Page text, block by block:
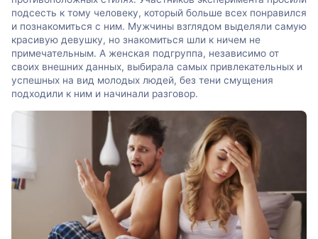
подсесть к тому человеку, который больше всех понравился
и познакомиться с ним. Мужчины взглядом выделяли самую
красивую девушку, но знакомиться шли к ничем не
примечательным. А женская подгруппа, независимо от
своих внешних данных, выбирала самых привлекательных и
успешных на вид молодых людей, без тени смущения
подходили к ним и начинали разговор.